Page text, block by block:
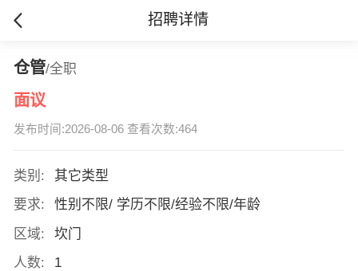
招聘详情
仓管/全职
面议
发布时间:2026-08-06 查看次数:464
类别:
其它类型
要求:
性别不限/ 学历不限/经验不限/年龄
区域:
坎门
人数:
1